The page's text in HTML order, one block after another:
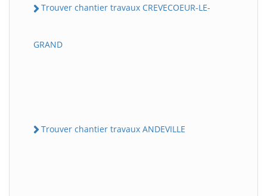
Trouver chantier travaux CREVECOEUR-LE-
GRAND
Trouver chantier travaux ANDEVILLE